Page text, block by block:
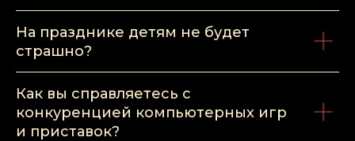
На празднике детям не будет
страшно?
Как вы справляетесь с
конкуренцией компьютерных игр
и приставок?